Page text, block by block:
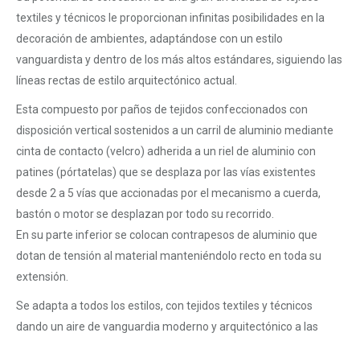
textiles y técnicos le proporcionan infinitas posibilidades en la
decoración de ambientes, adaptándose con un estilo
vanguardista y dentro de los más altos estándares, siguiendo las
líneas rectas de estilo arquitectónico actual.
Esta compuesto por paños de tejidos confeccionados con
disposición vertical sostenidos a un carril de aluminio mediante
cinta de contacto (velcro) adherida a un riel de aluminio con
patines (pórtatelas) que se desplaza por las vías existentes
desde 2 a 5 vías que accionadas por el mecanismo a cuerda,
bastón o motor se desplazan por todo su recorrido.
En su parte inferior se colocan contrapesos de aluminio que
dotan de tensión al material manteniéndolo recto en toda su
extensión.
Se adapta a todos los estilos, con tejidos textiles y técnicos
dando un aire de vanguardia moderno y arquitectónico a las